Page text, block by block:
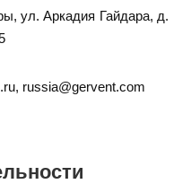
ул. Аркадия Гайдара, д.
russia@gervent.com